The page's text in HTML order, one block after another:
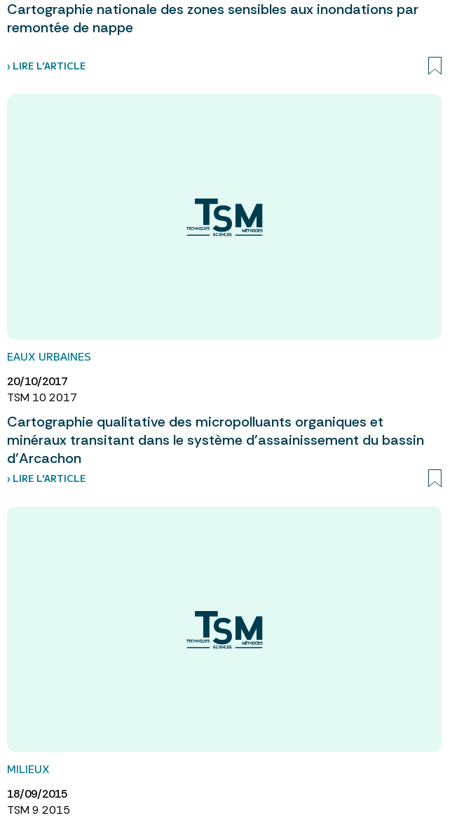
Cartographie nationale des zones sensibles aux inondations par
remontée de nappe
› LIRE L’ARTICLE
EAUX URBAINES
20/10/2017
TSM 10 2017
Cartographie qualitative des micropolluants organiques et
minéraux transitant dans le système d’assainissement du bassin
d’Arcachon
› LIRE L’ARTICLE
MILIEUX
18/09/2015
TSM 9 2015